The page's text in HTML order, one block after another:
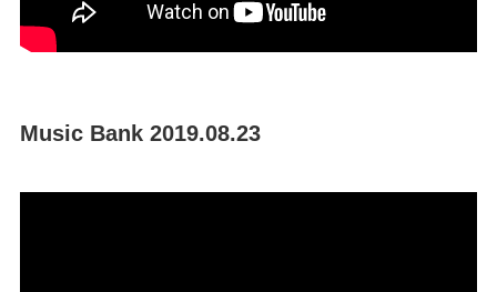
Music Bank 2019.08.23